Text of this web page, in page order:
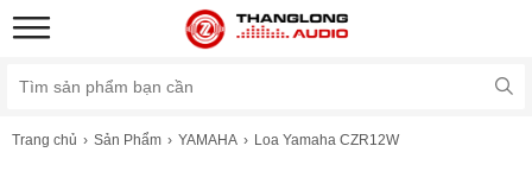
Trang chủ Sản Phẩm YAMAHA Loa Yamaha CZR12W